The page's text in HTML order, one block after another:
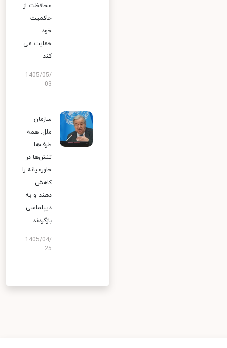
محافظت از
حاکمیت
خود
حمایت می
کند
1405/05/
03
سازمان
ملل: همه
طرف‌ها
تنش‌ها در
خاورمیانه را
کاهش
دهند و به
دیپلماسی
بازگردند
1405/04/
25